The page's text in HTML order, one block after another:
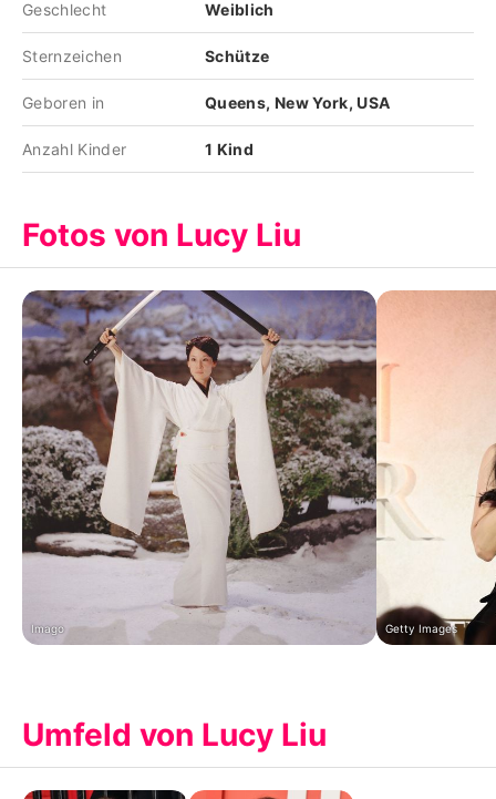
Geschlecht Weiblich
Sternzeichen Schütze
Geboren in Queens, New York, USA
Anzahl Kinder 1 Kind
Fotos von Lucy Liu
Imago Getty Images
Umfeld von Lucy Liu